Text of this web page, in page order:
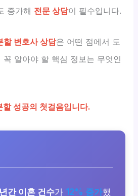
증가해 전문 상담이 필수입니다.
할 변호사 상담은 어떤 점에서 도
알아야 할 핵심 정보는 무엇인
성공의 첫걸음입니다.
간 이혼 건수가 12% 증가했